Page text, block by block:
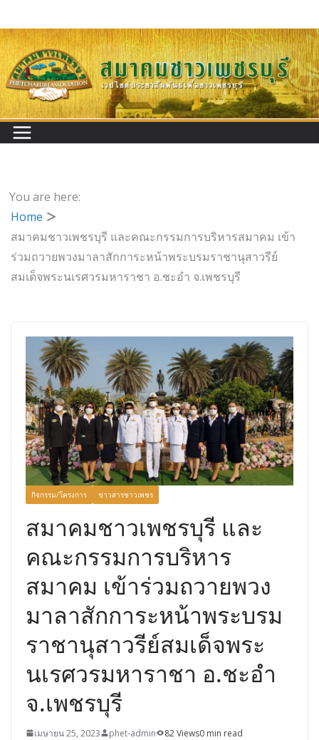
to
content
You are here:
Home
สมาคมชาวเพชรบุรี และคณะกรรมการบริหารสมาคม เข้า
ร่วมถวายพวงมาลาสักการะหน้าพระบรมราชานุสาวรีย์
สมเด็จพระนเรศวรมหาราชา อ.ชะอำ จ.เพชรบุรี
กิจกรรม/โครงการ ข่าวสารชาวเพชร
สมาคมชาวเพชรบุรี และ
คณะกรรมการบริหาร
สมาคม เข้าร่วมถวายพวง
มาลาสักการะหน้าพระบรม
ราชานุสาวรีย์สมเด็จพระ
นเรศวรมหาราชา อ.ชะอำ
จ.เพชรบุรี
เมษายน 25, 2023 phet-admin 82 Views0 min read